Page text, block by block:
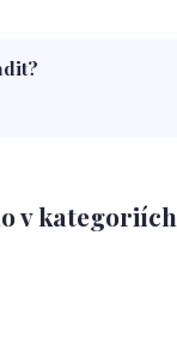
v kategoriích